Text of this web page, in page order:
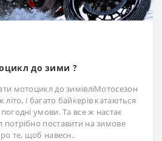
до зими ?
мотоцикл до зимівліМотосезон
і багато байкерів катаються
умови. Та все ж настає
поставити на зимове
те, щоб навесн..